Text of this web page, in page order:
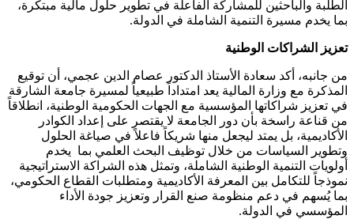
الطلبة والباحثين للمشاركة الفاعلة في تطوير حلول مالية مبتكرة،
بما يخدم مسيرة التنمية الشاملة في الدولة.
تعزيز الشراكات الوطنية
من جانبه، أكد سعادة الأستاذ الدكتور عصام الدين عجمي، أن توقيع
المذكرة مع وزارة المالية يعد امتداداً طبيعياً لمسيرة جامعة الشارقة
في تعزيز شراكاتها المؤسسية مع الجهات الحكومية الوطنية، انطلاقاً
من قناعة راسخة بأن دور الجامعة لا يقتصر على إعداد الكوادر
الأكاديمية، بل يمتد ليجعل منها شريكاً فاعلاً في صياغة الحلول
وتطوير السياسات من خلال توظيف البحث العلمي بما يخدم
أولويات التنمية الوطنية الشاملة، وتمثل هذه الشراكة الاستراتيجية
نموذجاً للتكامل بين المعرفة الأكاديمية ومتطلبات القطاع الحكومي،
بما يُسهم في دعم منظومة صنع القرار وتعزيز جودة الأداء
المؤسسي في الدولة.